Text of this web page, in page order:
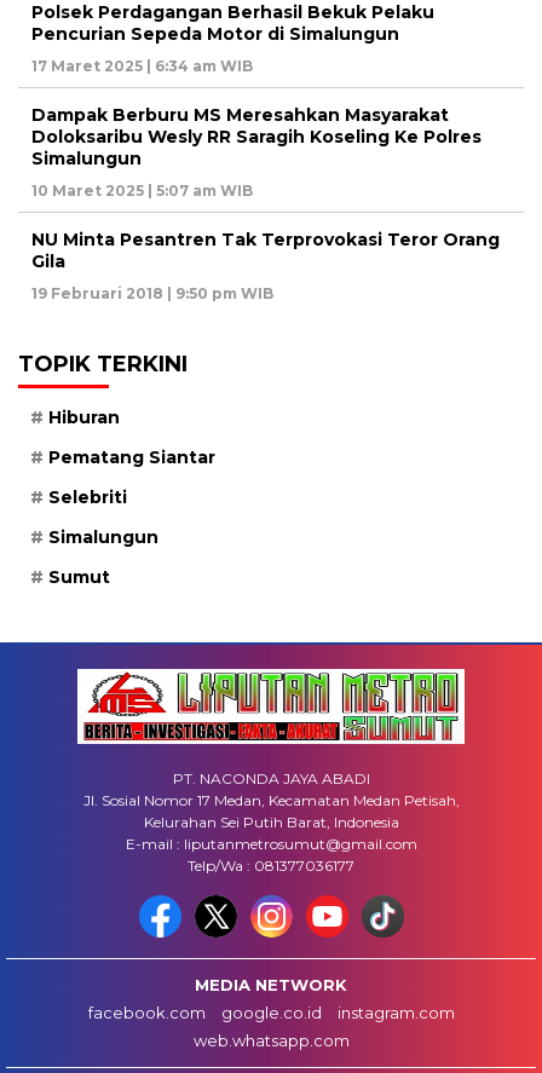
Polsek Perdagangan Berhasil Bekuk Pelaku
Pencurian Sepeda Motor di Simalungun
17 Maret 2025 | 6:34 am WIB
Dampak Berburu MS Meresahkan Masyarakat
Doloksaribu Wesly RR Saragih Koseling Ke Polres
Simalungun
10 Maret 2025 | 5:07 am WIB
NU Minta Pesantren Tak Terprovokasi Teror Orang
Gila
19 Februari 2018 | 9:50 pm WIB
TOPIK TERKINI
Hiburan
Pematang Siantar
Selebriti
Simalungun
Sumut
PT. NACONDA JAYA ABADI
Jl. Sosial Nomor 17 Medan, Kecamatan Medan Petisah,
Kelurahan Sei Putih Barat, Indonesia
E-mail : liputanmetrosumut@gmail.com
Telp/Wa : 081377036177
MEDIA NETWORK
facebook.com
google.co.id
instagram.com
web.whatsapp.com